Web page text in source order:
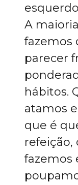
A
fazemos
parecer
hábitos.
atamos
que é
refeição,
fazemos